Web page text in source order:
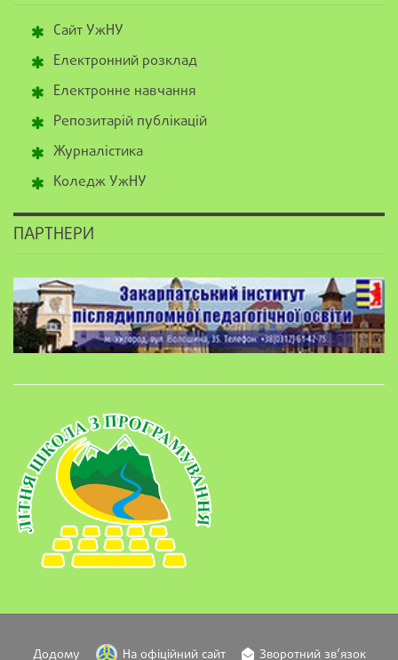
Сайт УжНУ
Електронний розклад
Електронне навчання
Репозитарій публікацій
Журналістика
Коледж УжНУ
ПАРТНЕРИ
Додому На офіційний сайт Зворотний зв’язок